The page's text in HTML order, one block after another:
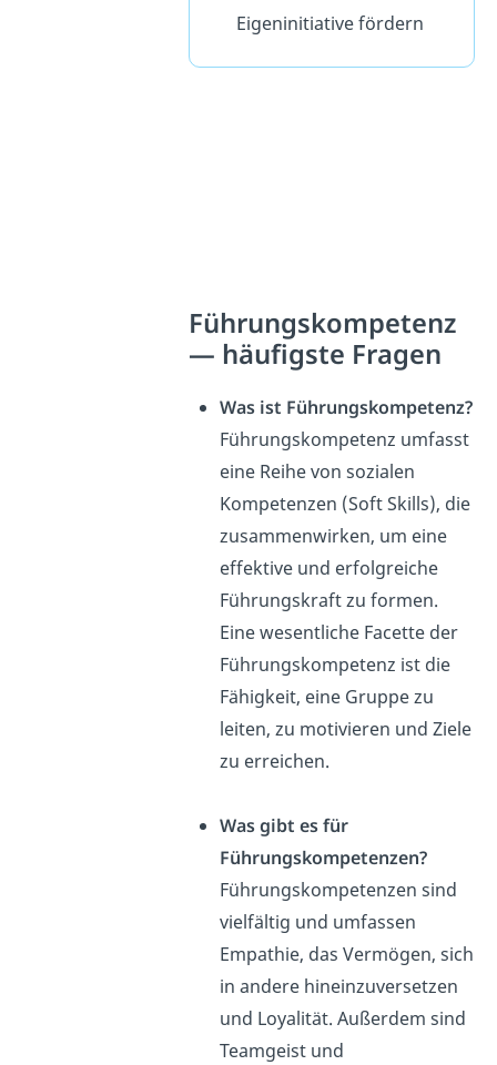
Eigeninitiative fördern
Führungskompetenz
— häufigste Fragen
Was ist Führungskompetenz?
Führungskompetenz umfasst
eine Reihe von sozialen
Kompetenzen (Soft Skills), die
zusammenwirken, um eine
effektive und erfolgreiche
Führungskraft zu formen.
Eine wesentliche Facette der
Führungskompetenz ist die
Fähigkeit, eine Gruppe zu
leiten, zu motivieren und Ziele
zu erreichen.
Was gibt es für
Führungskompetenzen?
Führungskompetenzen sind
vielfältig und umfassen
Empathie, das Vermögen, sich
in andere hineinzuversetzen
und Loyalität. Außerdem sind
Teamgeist und